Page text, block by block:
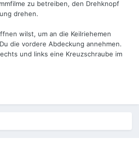
zu betreiben, den Drehknopf
drehen.
wilst, um an die Keilriehemen
die vordere Abdeckung annehmen.
und links eine Kreuzschraube im